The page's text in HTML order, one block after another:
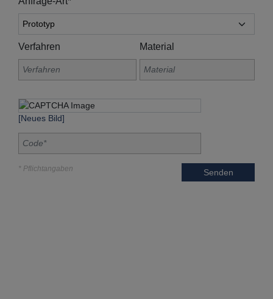
Verfahren Material
[Neues Bild]
* Pflichtangaben Senden